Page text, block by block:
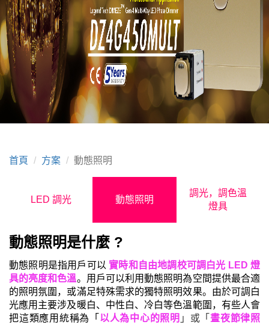
首頁 方案 動態照明
LED 調光 動態照明
調光，調色溫
燈具
動態照明是什麼 ?
動態照明是指用戶可以 實時和自由地調校可調白光 LED 燈
具的亮度和色溫。用戶可以利用動態照明為空間提供最合適
的照明氛圍，或滿足特殊需求的獨特照明效果。由於可調白
光應用主要涉及暖白、中性白、冷白等色溫範圍，有些人會
把這類應用統稱為「 以人為中心的照明 」或「 晝夜節律照